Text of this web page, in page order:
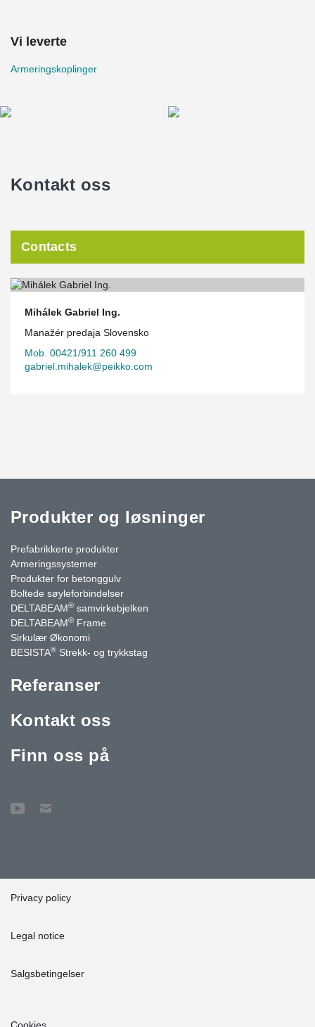
Vi leverte
Armeringskoplinger
Kontakt oss
Contacts
Mihálek Gabriel Ing.
Manažér predaja Slovensko
Mob. 00421/911 260 499
gabriel.mihalek@peikko.com
Produkter og løsninger
Prefabrikkerte produkter
Armeringssystemer
Produkter for betonggulv
Boltede søyleforbindelser
DELTABEAM® samvirkebjelken
DELTABEAM® Frame
Sirkulær Økonomi
BESISTA® Strekk- og trykkstag
Referanser
Kontakt oss
Finn oss på
Privacy policy
Legal notice
Salgsbetingelser
Cookies